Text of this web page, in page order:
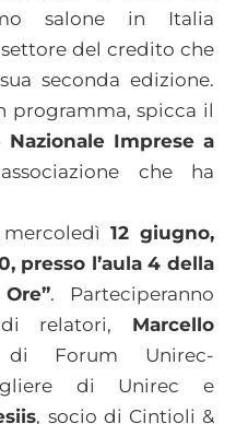
salone in Italia
del credito che
seconda edizione.
programma, spicca il
Nazionale Imprese a
che ha
12 giugno,
presso l’aula 4 della
. Parteciperanno
di relatori, Marcello
Forum Unirec-
di Unirec e
, socio di Cintioli &